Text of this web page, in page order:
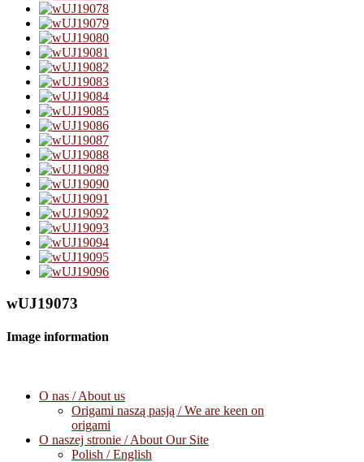
wUJ19073
Image information
O nas / About us
Origami naszą pasją / We are keen on
origami
O naszej stronie / About Our Site
Polish / English